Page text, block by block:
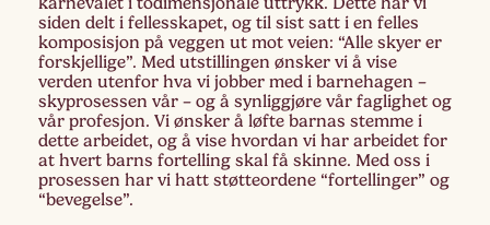
siden delt i fellesskapet, og til sist satt i en felles
komposisjon på veggen ut mot veien: “Alle skyer er
forskjellige”. Med utstillingen ønsker vi å vise
verden utenfor hva vi jobber med i barnehagen –
skyprosessen vår – og å synliggjøre vår faglighet og
vår profesjon. Vi ønsker å løfte barnas stemme i
dette arbeidet, og å vise hvordan vi har arbeidet for
at hvert barns fortelling skal få skinne. Med oss i
prosessen har vi hatt støtteordene “fortellinger” og
“bevegelse”.